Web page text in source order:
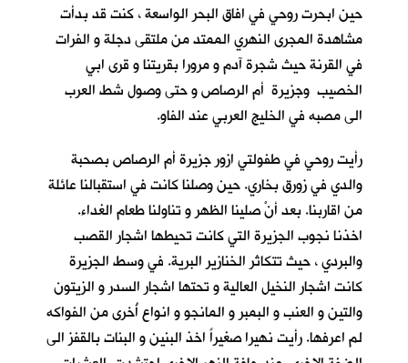
حين ابحرت روحي في افاق البحر الواسعة ، كنت قد بدأت
مشاهدة المجرى النهري الممتد من ملتقى دجلة و الفرات
في القرنة حيث شجرة آدم و مرورا بقريتنا و قرى ابي
الخصيب وجزيرة أم الرصاص و حتى وصول شط العرب
الى مصبه في الخليج العربي عند الفاو.
رأيت روحي في طفولتي ازور جزيرة أم الرصاص بصحبة
والدي في زورق بخاري. حين وصلنا كانت في استقبالنا عائلة
من اقاربنا. بعد أنْصلينا الظهر و تناولنا طعام الغداء.
اخذنا نجوب الجزيرة التي كانت تحيطها اشجار القصب
والبردي ، حيث تتكاثر الخنازير البرية. في وسط الجزيرة
كانت اشجار النخيل العالية و تحتها اشجار السدر و الزيتون
والتين و العنب و البمبر و المانجو و انواع أُخرى من الفواكه
لم اعرفها. رأيت نهيرا صغيراً اخذ البنين و البنات بالقفز الى